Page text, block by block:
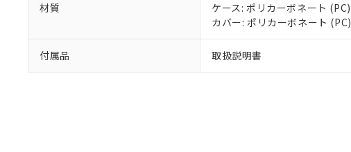
材質
ケース: ポリカーボネート (PC)
カバー: ポリカーボネート (PC)
付属品 取扱説明書